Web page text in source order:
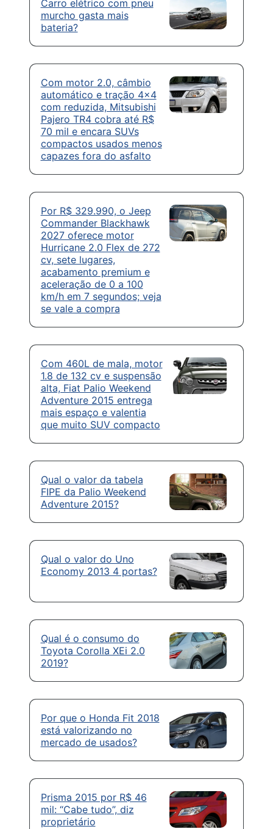
Carro elétrico com pneu
murcho gasta mais
bateria?
Com motor 2.0, câmbio
automático e tração 4×4
com reduzida, Mitsubishi
Pajero TR4 cobra até R$
70 mil e encara SUVs
compactos usados menos
capazes fora do asfalto
Por R$ 329.990, o Jeep
Commander Blackhawk
2027 oferece motor
Hurricane 2.0 Flex de 272
cv, sete lugares,
acabamento premium e
aceleração de 0 a 100
km/h em 7 segundos; veja
se vale a compra
Com 460L de mala, motor
1.8 de 132 cv e suspensão
alta, Fiat Palio Weekend
Adventure 2015 entrega
mais espaço e valentia
que muito SUV compacto
Qual o valor da tabela
FIPE da Palio Weekend
Adventure 2015?
Qual o valor do Uno
Economy 2013 4 portas?
Qual é o consumo do
Toyota Corolla XEi 2.0
2019?
Por que o Honda Fit 2018
está valorizando no
mercado de usados?
Prisma 2015 por R$ 46
mil: “Cabe tudo”, diz
proprietário